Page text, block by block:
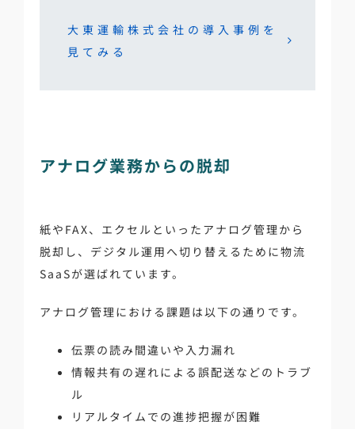
大東運輸株式会社の導入事例を
見てみる
アナログ業務からの脱却
紙やFAX、エクセルといったアナログ管理から
脱却し、デジタル運用へ切り替えるために物流
SaaSが選ばれています。
アナログ管理における課題は以下の通りです。
伝票の読み間違いや入力漏れ
情報共有の遅れによる誤配送などのトラブ
ル
リアルタイムでの進捗把握が困難